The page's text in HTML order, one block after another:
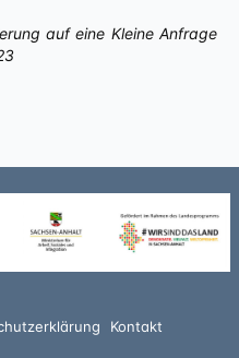
auf eine Kleine Anfrage
Kontakt